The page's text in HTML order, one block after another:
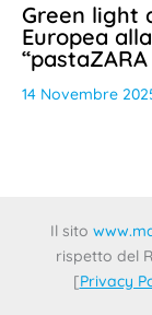
Green light
Europea
14 Novembre
Il sito
rispetto del
[Privacy